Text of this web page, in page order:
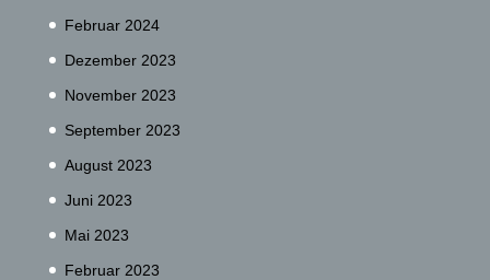
Februar 2024
Dezember 2023
November 2023
September 2023
August 2023
Juni 2023
Mai 2023
Februar 2023